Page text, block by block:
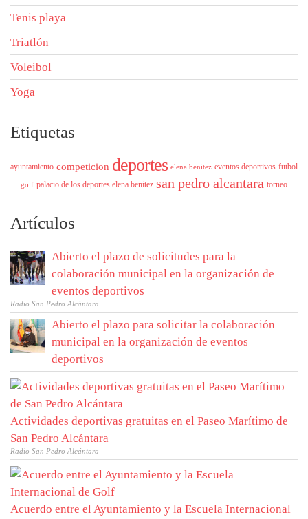
Tenis playa
Triatlón
Voleibol
Yoga
Etiquetas
ayuntamiento competicion deportes elena benitez eventos deportivos futbol
golf palacio de los deportes elena benitez san pedro alcantara torneo
Artículos
Abierto el plazo de solicitudes para la
colaboración municipal en la organización de
eventos deportivos
Radio San Pedro Alcántara
Abierto el plazo para solicitar la colaboración
municipal en la organización de eventos
deportivos
Actividades deportivas gratuitas en el Paseo Marítimo de
San Pedro Alcántara
Radio San Pedro Alcántara
Acuerdo entre el Ayuntamiento y la Escuela Internacional